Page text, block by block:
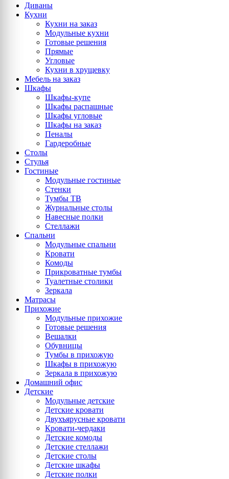
Диваны
Кухни
Кухни на заказ
Модульные кухни
Готовые решения
Прямые
Угловые
Кухни в хрущевку
Мебель на заказ
Шкафы
Шкафы-купе
Шкафы распашные
Шкафы угловые
Шкафы на заказ
Пеналы
Гардеробные
Столы
Стулья
Гостиные
Модульные гостиные
Стенки
Тумбы ТВ
Журнальные столы
Навесные полки
Стеллажи
Спальни
Модульные спальни
Кровати
Комоды
Прикроватные тумбы
Туалетные столики
Зеркала
Матрасы
Прихожие
Модульные прихожие
Готовые решения
Вешалки
Обувницы
Тумбы в прихожую
Шкафы в прихожую
Зеркала в прихожую
Домашний офис
Детские
Модульные детские
Детские кровати
Двухъярусные кровати
Кровати-чердаки
Детские комоды
Детские стеллажи
Детские столы
Детские шкафы
Детские полки